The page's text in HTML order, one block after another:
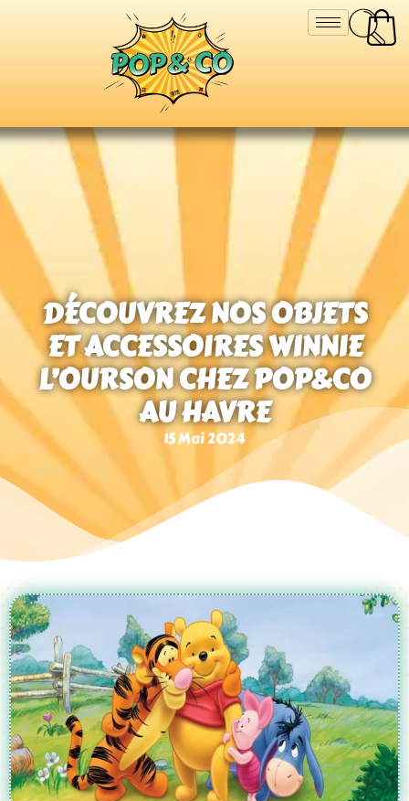
DÉCOUVREZ NOS OBJETS
ET ACCESSOIRES WINNIE
L’OURSON CHEZ POP&CO
AU HAVRE
15 Mai 2024